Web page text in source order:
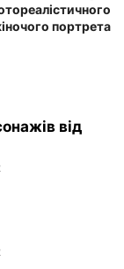
портрета
від